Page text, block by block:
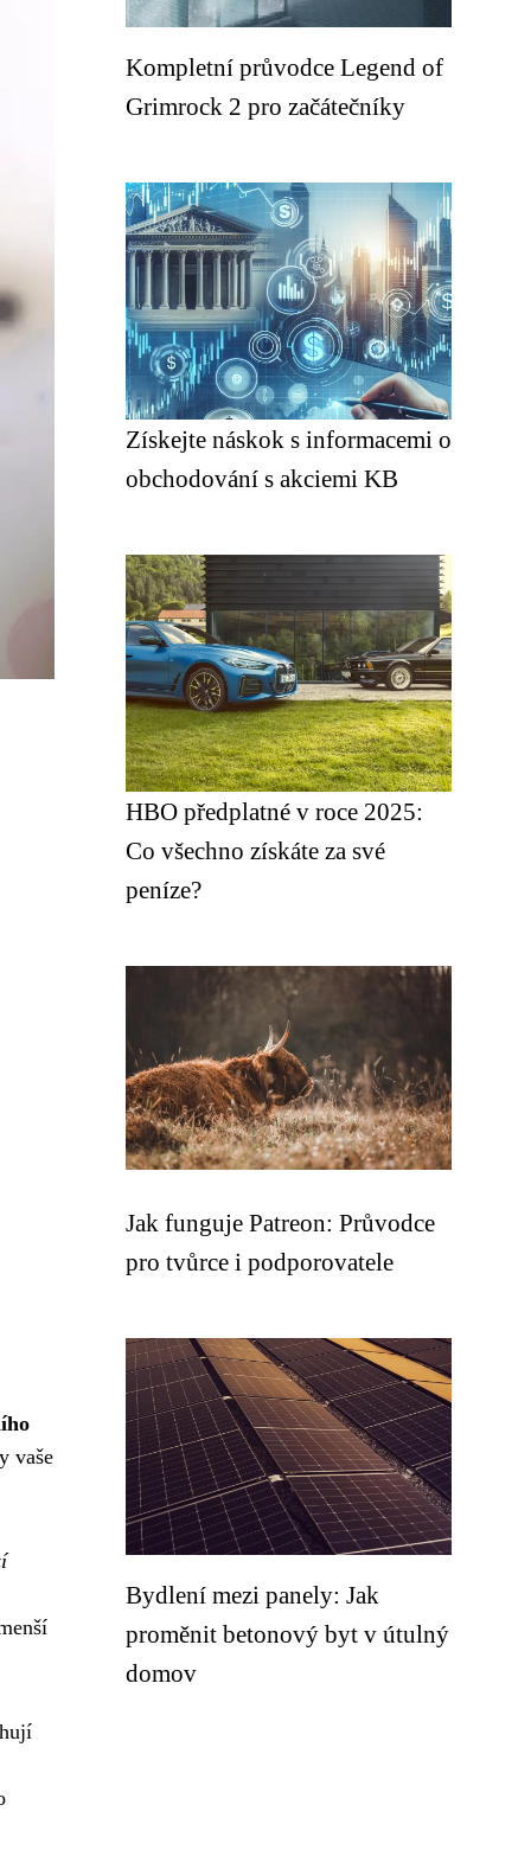
vaše
Kompletní průvodce Legend of
Grimrock 2 pro začátečníky
Získejte náskok s informacemi o
obchodování s akciemi KB
HBO předplatné v roce 2025:
Co všechno získáte za své
peníze?
Jak funguje Patreon: Průvodce
pro tvůrce i podporovatele
Bydlení mezi panely: Jak
proměnit betonový byt v útulný
domov